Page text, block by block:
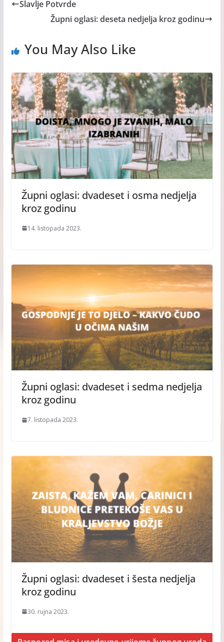
Slavlje Potvrde
Župni oglasi: deseta nedjelja kroz godinu
You May Also Like
Župni oglasi: dvadeset i osma nedjelja
kroz godinu
14. listopada 2023.
Župni oglasi: dvadeset i sedma nedjelja
kroz godinu
7. listopada 2023.
Župni oglasi: dvadeset i šesta nedjelja
kroz godinu
30. rujna 2023.